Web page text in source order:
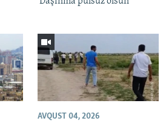
AVQUST 04, 2026